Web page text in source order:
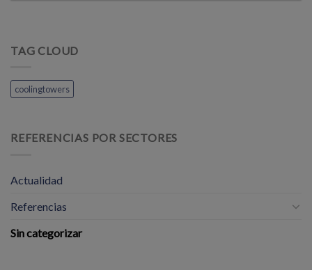
TAG CLOUD
coolingtowers
REFERENCIAS POR SECTORES
Actualidad
Referencias
Sin categorizar